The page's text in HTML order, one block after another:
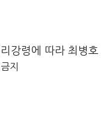
강령에 따라 최병
지